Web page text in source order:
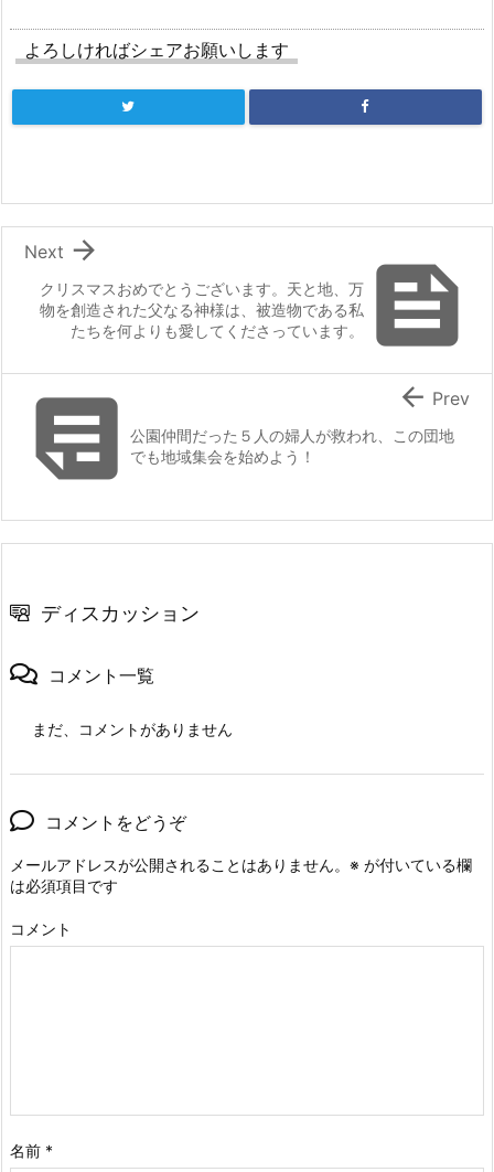
よろしければシェアお願いします

クリスマスおめでとうございます。天と地、万
物を創造された父なる神様は、被造物である私
たちを何よりも愛してくださっています。

Next
公園仲間だった５人の婦人が救われ、この団地
でも地域集会を始めよう！
 Prev
ディスカッション
コメント一覧
まだ、コメントがありません
コメントをどうぞ
メールアドレスが公開されることはありません。 ※ が付いている欄
は必須項目です
コメント
名前 *